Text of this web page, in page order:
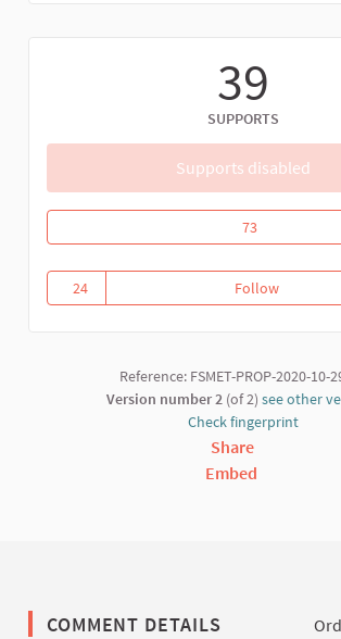
39
SUPPORTS
Supports disabled
Riposte
73
24
24 followers
FollowRiposte
Reference: FSMET-PROP-2020-10-
Version number 2 (of 2) see other
Check fingerprint
Share
Embed
COMMENT DETAILS